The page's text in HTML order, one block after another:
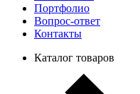
Портфолио
Вопрос-ответ
Контакты
Каталог товаров